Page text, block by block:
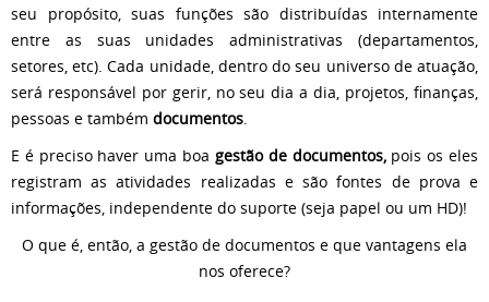
seu propósito, suas funções são distribuídas internamente
entre as suas unidades administrativas (departamentos,
setores, etc). Cada unidade, dentro do seu universo de atuação,
será responsável por gerir, no seu dia a dia, projetos, finanças,
pessoas e também documentos.
E é preciso haver uma boa gestão de documentos, pois os eles
registram as atividades realizadas e são fontes de prova e
informações, independente do suporte (seja papel ou um HD)!
O que é, então, a gestão de documentos e que vantagens ela
nos oferece?